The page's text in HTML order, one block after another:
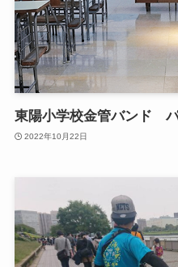
東陽小学校金管バンド
2022年10月22日